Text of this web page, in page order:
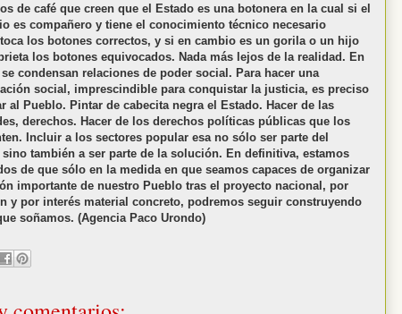
de café que creen que el Estado es una botonera en la cual si el
es compañero y tiene el conocimiento técnico necesario
los botones correctos, y si en cambio es un gorila o un hijo
los botones equivocados. Nada más lejos de la realidad. En
condensan relaciones de poder social. Para hacer una
social, imprescindible para conquistar la justicia, es preciso
al Pueblo. Pintar de cabecita negra el Estado. Hacer de las
derechos. Hacer de los derechos políticas públicas que los
Incluir a los sectores popular esa no sólo ser parte del
sino también a ser parte de la solución. En definitiva, estamos
de que sólo en la medida en que seamos capaces de organizar
importante de nuestro Pueblo tras el proyecto nacional, por
y por interés material concreto, podremos seguir construyendo
soñamos. (Agencia Paco Urondo)